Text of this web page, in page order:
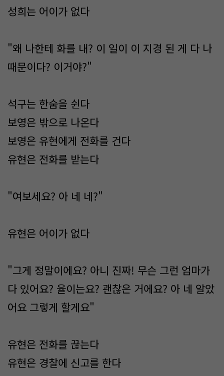
성희는 어이가 없다
"왜 나한테 화를 내? 이 일이 이 지경 된 게 다 나
때문이다? 이거야?"
석구는 한숨을 쉰다
보영은 밖으로 나온다
보영은 유현에게 전화를 건다
유현은 전화를 받는다
"여보세요? 아 네 네?"
유현은 어이가 없다
"그게 정말이에요? 아니 진짜! 무슨 그런 엄마가
다 있어요? 율이는요? 괜찮은 거에요? 아 네 알았
어요 그렇게 할게요"
유현은 전화를 끊는다
유현은 경찰에 신고를 한다